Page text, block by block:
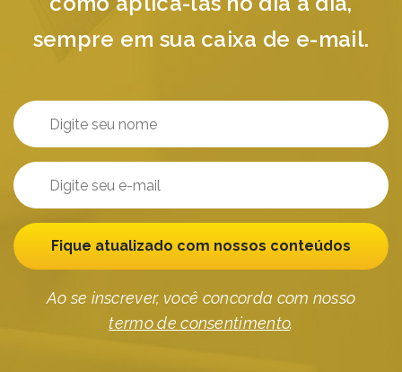
sempre em sua caixa de e-mail.
Fique atualizado com nossos conteúdos
Ao se inscrever, você concorda com nosso
termo de consentimento.